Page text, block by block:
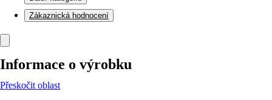
Zákaznická hodnocení
Informace o výrobku
Přeskočit oblast